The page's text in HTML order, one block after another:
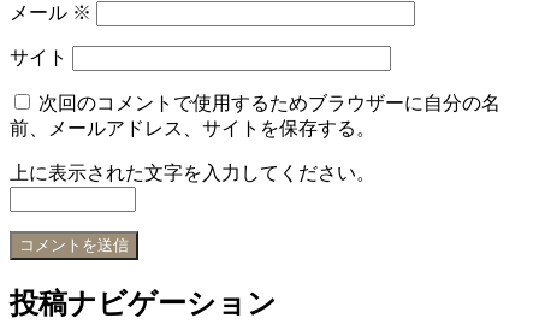
メール ※
サイト
次回のコメントで使用するためブラウザーに自分の名
前、メールアドレス、サイトを保存する。
上に表示された文字を入力してください。
投稿ナビゲーション